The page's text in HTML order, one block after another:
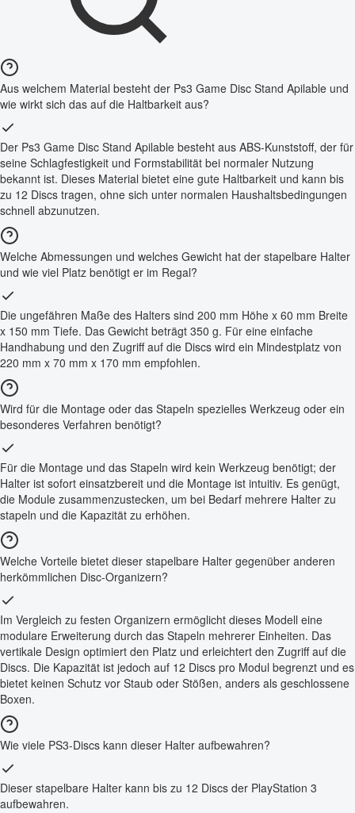
Aus welchem Material besteht der Ps3 Game Disc Stand Apilable und
wie wirkt sich das auf die Haltbarkeit aus?
Der Ps3 Game Disc Stand Apilable besteht aus ABS-Kunststoff, der für
seine Schlagfestigkeit und Formstabilität bei normaler Nutzung
bekannt ist. Dieses Material bietet eine gute Haltbarkeit und kann bis
zu 12 Discs tragen, ohne sich unter normalen Haushaltsbedingungen
schnell abzunutzen.
Welche Abmessungen und welches Gewicht hat der stapelbare Halter
und wie viel Platz benötigt er im Regal?
Die ungefähren Maße des Halters sind 200 mm Höhe x 60 mm Breite
x 150 mm Tiefe. Das Gewicht beträgt 350 g. Für eine einfache
Handhabung und den Zugriff auf die Discs wird ein Mindestplatz von
220 mm x 70 mm x 170 mm empfohlen.
Wird für die Montage oder das Stapeln spezielles Werkzeug oder ein
besonderes Verfahren benötigt?
Für die Montage und das Stapeln wird kein Werkzeug benötigt; der
Halter ist sofort einsatzbereit und die Montage ist intuitiv. Es genügt,
die Module zusammenzustecken, um bei Bedarf mehrere Halter zu
stapeln und die Kapazität zu erhöhen.
Welche Vorteile bietet dieser stapelbare Halter gegenüber anderen
herkömmlichen Disc-Organizern?
Im Vergleich zu festen Organizern ermöglicht dieses Modell eine
modulare Erweiterung durch das Stapeln mehrerer Einheiten. Das
vertikale Design optimiert den Platz und erleichtert den Zugriff auf die
Discs. Die Kapazität ist jedoch auf 12 Discs pro Modul begrenzt und es
bietet keinen Schutz vor Staub oder Stößen, anders als geschlossene
Boxen.
Wie viele PS3-Discs kann dieser Halter aufbewahren?
Dieser stapelbare Halter kann bis zu 12 Discs der PlayStation 3
aufbewahren.